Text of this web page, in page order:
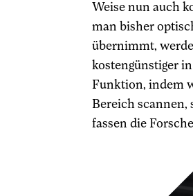
Weise nun auch
man bisher
übernimmt,
kostengünstiger
Funktion, indem
Bereich scannen,
fassen die